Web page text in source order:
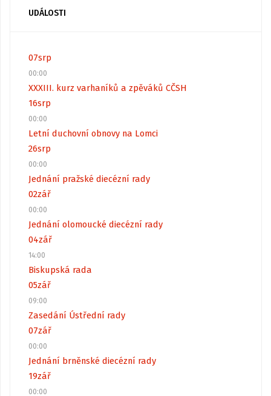
UDÁLOSTI
07srp
00:00
XXXIII. kurz varhaníků a zpěváků CČSH
16srp
00:00
Letní duchovní obnovy na Lomci
26srp
00:00
Jednání pražské diecézní rady
02zář
00:00
Jednání olomoucké diecézní rady
04zář
14:00
Biskupská rada
05zář
09:00
Zasedání Ústřední rady
07zář
00:00
Jednání brněnské diecézní rady
19zář
00:00